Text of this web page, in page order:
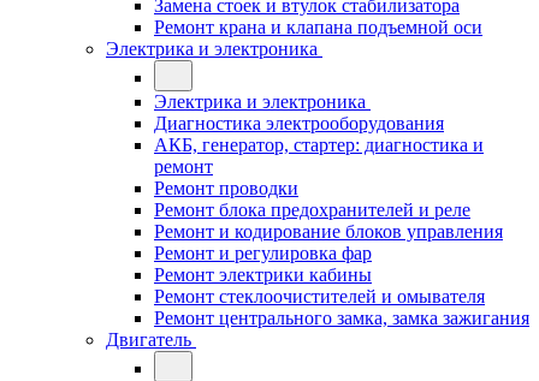
Замена стоек и втулок стабилизатора
Ремонт крана и клапана подъемной оси
Электрика и электроника
Электрика и электроника
Диагностика электрооборудования
АКБ, генератор, стартер: диагностика и
ремонт
Ремонт проводки
Ремонт блока предохранителей и реле
Ремонт и кодирование блоков управления
Ремонт и регулировка фар
Ремонт электрики кабины
Ремонт стеклоочистителей и омывателя
Ремонт центрального замка, замка зажигания
Двигатель